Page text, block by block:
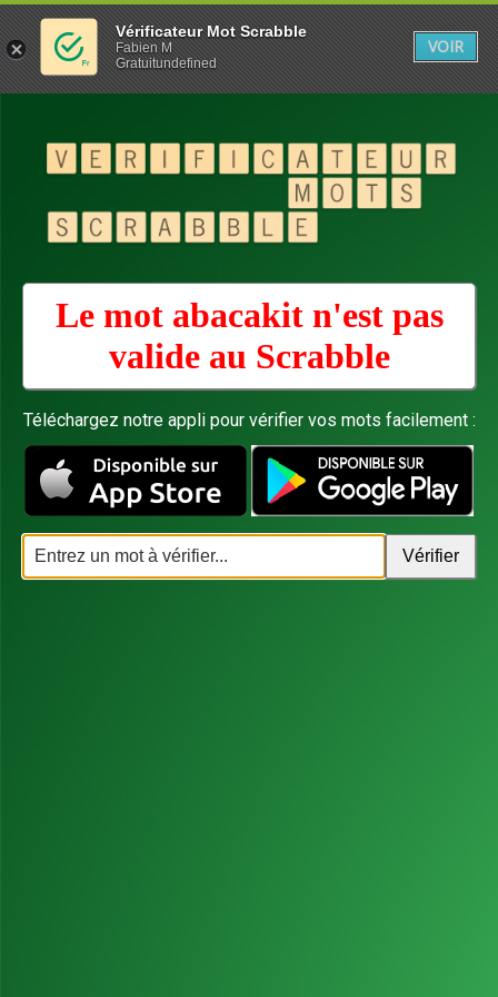
Le mot abacakit n'est pas
valide au Scrabble
Téléchargez notre appli pour vérifier vos mots facilement :
Vérificateur Mot Scrabble
Fabien M
Gratuitundefined
VOIR